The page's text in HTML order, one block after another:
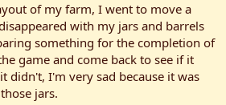
of my farm, I went to move a
with my jars and barrels
something for the completion of
game and come back to see if it
didn't, I'm very sad because it was
jars.